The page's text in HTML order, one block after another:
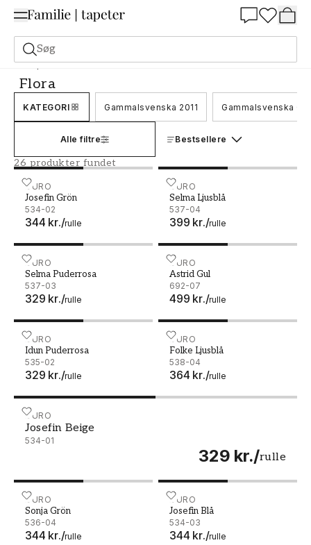
Søg
Tapeter Mærke Duro Flora
Flora
KATEGORI Gammalsvenska 2011 Gammalsvenska
Alle filtre Bestsellere
26 produkter fundet
DURO
Josefin Grön
534-02
344 kr./rulle
Josefin Grön - 534-02 DURO
Selma Ljusblå
537-04
399 kr./rulle
Selma Ljusblå - 537-04
DURO
Selma Puderrosa
537-03
329 kr./rulle
Selma Puderrosa - 537-03 DURO
Astrid Gul
692-07
499 kr./rulle
Astrid Gul - 692-07
DURO
Idun Puderrosa
535-02
329 kr./rulle
Idun Puderrosa - 535-02 DURO
Folke Ljusblå
538-04
364 kr./rulle
Folke Ljusblå - 538-04
DURO
Josefin Beige
534-01
329 kr./rulle
Josefin Beige - 534-01
DURO
Sonja Grön
536-04
344 kr./rulle
Sonja Grön - 536-04 DURO
Josefin Blå
534-03
344 kr./rulle
Josefin Blå - 534-03